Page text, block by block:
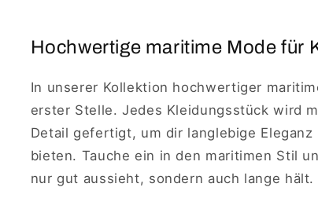
Hochwertige maritime Mode für
In unserer Kollektion hochwertiger
erster Stelle. Jedes Kleidungsstück wird
Detail gefertigt, um dir langlebige
bieten. Tauche ein in den maritimen Stil
nur gut aussieht, sondern auch lange hält.